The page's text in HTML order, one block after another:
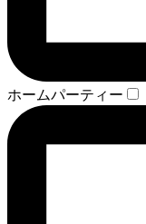
ホームパーティー